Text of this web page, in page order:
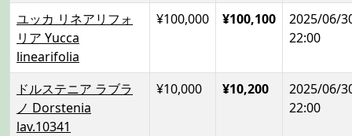
ユッカ リネアリフォ
リア Yucca
linearifolia
¥100,000 ¥100,100
2025/06/
22:00
ドルステニア ラブラ
ノ Dorstenia
lav.10341
¥10,000 ¥10,200
2025/06/
22:00